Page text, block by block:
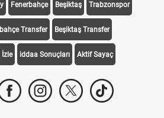
Fenerbahçe Beşiktaş Trabzonspor
Transfer Beşiktaş Transfer
İzle iddaa Sonuçları Aktif Sayaç